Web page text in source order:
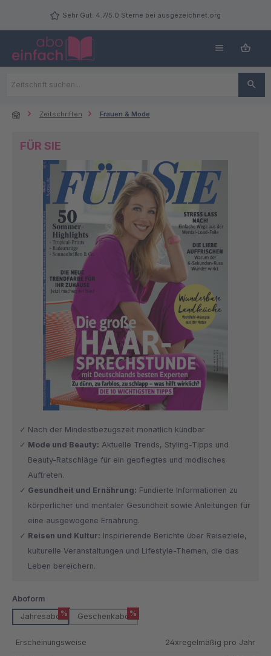
Zum Hauptinhalt springenSehr Gut: 4.7/5.0 Sterne bei ausgezeichnet.org
Zeitschriften Frauen & Mode
FÜR SIE
Nach der Mindestbezugszeit monatlich kündbar
Mode und Beauty: Aktuelle Trends, Styling-Tipps und
Beauty-Ratschläge für ein gepflegtes und modisches
Auftreten.
Gesundheit und Ernährung: Fundierte Informationen zu
körperlicher und mentaler Gesundheit sowie Anleitungen für
eine ausgewogene Ernährung.
Reisen und Kultur: Inspirierende Berichte über Reiseziele,
kulturelle Veranstaltungen und Lifestyle-Themen, die das
Leben bereichern.
Aboform
Jahresabo % Geschenkabo %
Erscheinungsweise 24xregelmäßig pro Jahr